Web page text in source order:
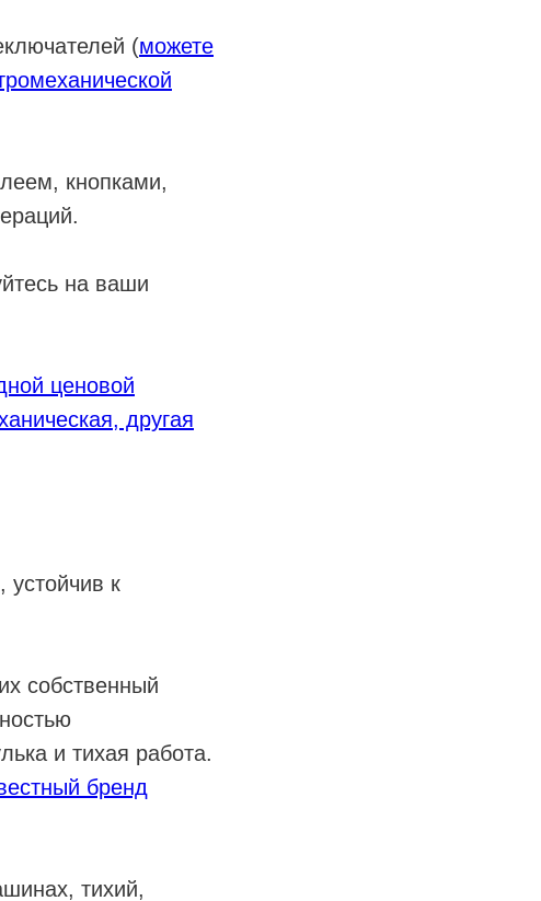
(можете
кнопками,
на ваши
ценовой
другая
к
собственный
и тихая работа.
бренд
тихий,